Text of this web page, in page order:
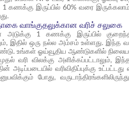
இருப்பில் 60% வரை
வாங்குதலுக்கான வரிச் சலுகை
அடுக்கு 1 கணக்கு இருப்பில்
இதில் ஒரு நல்ல அம்சம் உள்ளது. இந்த
உங்கள் ஓய்வூதிய ஆண்டுகளில்
வரி விலக்கு அளிக்கப்பட்டாலும்,
அடிப்படையில் வரிவிதிப்புக்கு
போது,